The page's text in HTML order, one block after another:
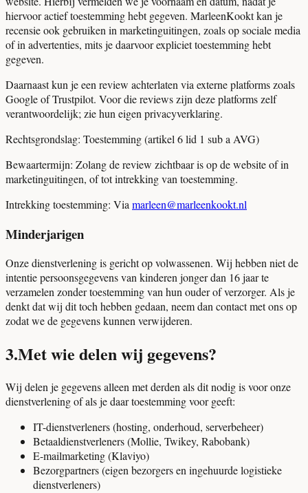
hiervoor actief toestemming hebt gegeven. MarleenKookt kan je
recensie ook gebruiken in marketinguitingen, zoals op sociale media
of in advertenties, mits je daarvoor expliciet toestemming hebt
gegeven.
Daarnaast kun je een review achterlaten via externe platforms zoals
Google of Trustpilot. Voor die reviews zijn deze platforms zelf
verantwoordelijk; zie hun eigen privacyverklaring.
Rechtsgrondslag: Toestemming (artikel 6 lid 1 sub a AVG)
Bewaartermijn: Zolang de review zichtbaar is op de website of in
marketinguitingen, of tot intrekking van toestemming.
Intrekking toestemming: Via marleen@marleenkookt.nl
Minderjarigen
Onze dienstverlening is gericht op volwassenen. Wij hebben niet de
intentie persoonsgegevens van kinderen jonger dan 16 jaar te
verzamelen zonder toestemming van hun ouder of verzorger. Als je
denkt dat wij dit toch hebben gedaan, neem dan contact met ons op
zodat we de gegevens kunnen verwijderen.
3.Met wie delen wij gegevens?
Wij delen je gegevens alleen met derden als dit nodig is voor onze
dienstverlening of als je daar toestemming voor geeft:
IT-dienstverleners (hosting, onderhoud, serverbeheer)
Betaaldienstverleners (Mollie, Twikey, Rabobank)
E-mailmarketing (Klaviyo)
Bezorgpartners (eigen bezorgers en ingehuurde logistieke
dienstverleners)